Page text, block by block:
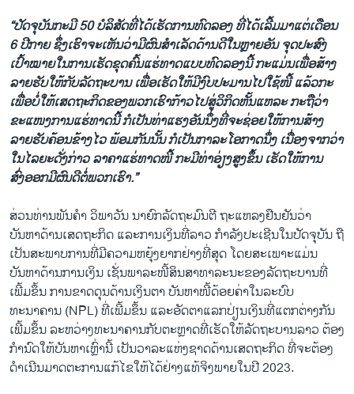
“ປັດຈຸບັນກະມີ 50 ບໍລິສັດທີ່ໄດ້ເຮັດການທົດລອງ ທີ່ໄດ້ເລີ້ມມາແຕ່ເດືອນ
6 ປີກາຍ ຊຶ່ງເຮົາຈະເຫັນວ່າມີຜົນສຳເລັດດ້ານດີໃນຫຼາຍອັນ ຈຸດປະສົງ
ເປົ້າໝາຍໃນການເຮັດຂຸດຄົ້ນແຮ່ທາດແບບທົດລອງນີ້ ກະແມ່ນເພື່ອສ້າງ
ລາຍຮັບໃຫ້ກັບລັດຖະບານ ເພື່ອເຮັດໃຫ້ມີງົບປະມານໄປໃຊ້ໜີ້ ແລ້ວກະ
ເພື່ອບໍ່ໃຫ້ເສດຖະກິດຂອງພວກເຮົາກ້າວໄປສູ່ວິກິດຫັ້ນແຫລະ ກະຖືວ່າ
ຂະແໜງການແຮ່ທາດນີ້ ກໍເປັນທ່າແຮງອັນນຶ່ງທີ່ຈະຊ່ອຍໃຫ້ການສ້າງ
ລາຍຮັບຄ້ອນຂ້າງໄວ ພ້ອມກັນນັ້ນ ກໍເປັນກາລະໂອກາດນຶ່ງ ເນື່ອງຈາກວ່າ
ໃນໄລຍະດັ່ງກ່າວ ລາຄາແຮ່ທາດໜີ້ ກະມີທ່າອ່ຽງສູງຂຶ້ນ ເຮັດໃຫ້ການ
ສົ່ງອອກມີຜົນດີຕໍ່ພວກເຮົາ.”
ສ່ວນທ່ານພັນຄຳ ວິພາວັນ ນາຍົກລັດຖະມົນຕີ ຖະແຫລງຢືນຢັນວ່າ
ບັນຫາດ້ານເສດຖະກິດ ແລະການເງິນທີ່ລາວ ກຳລັງປະເຊີນໃນປັດຈຸບັນ ຖື
ເປັນສະພາບການທີ່ມີຄວາມຫຍຸ້ງຍາກຢ່າງທີ່ສຸດ ໂດຍສະເພາະແມ່ນ
ບັນຫາດ້ານການເງິນ ເຊັ່ນພາລະໜີ້ສິນສາທາລະນະຂອງລັດຖະບານທີ່
ເພີ້ມຂຶ້ນ ການຂາດດຸນດ້ານເງິນຕາ ບັນຫາໜີ້ດ້ອຍຄ່າໃນລະບົບ
ທະນາຄານ (NPL) ທີ່ເພີ້ມຂຶ້ນ ແລະອັດຕາແລກປ່ຽນເງິນທີ່ແຕກຕ່າງກັນ
ເພີ້ມຂຶ້ນ ລະຫວ່າງທະນາຄານກັບຕະຫຼາດທີ່ເຮັດໃຫ້ລັດຖະບານລາວ ຕ້ອງ
ກຳນົດໃຫ້ບັນຫາເຫຼົ່ານີ້ ເປັນວາລະແຫ່ງຊາດດ້ານເສດຖະກິດ ທີ່ຈະຕ້ອງ
ດຳເນີນມາດຕະການແກ້ໄຂໃຫ້ໄດ້ຢ່າງແທ້ຈິງພາຍໃນປີ 2023.